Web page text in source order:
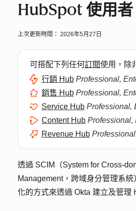
HubSpot 使用者
上次更新時間： 2026年5月27日
可搭配下列任何訂閱使用，除
行銷 Hub Professional,
銷售 Hub Professional,
Service Hub Professional,
Content Hub Professional,
Revenue Hub
透過 SCIM（System for Cross-
Management，跨域身分管理系
化的方式來透過 Okta 建立及管理